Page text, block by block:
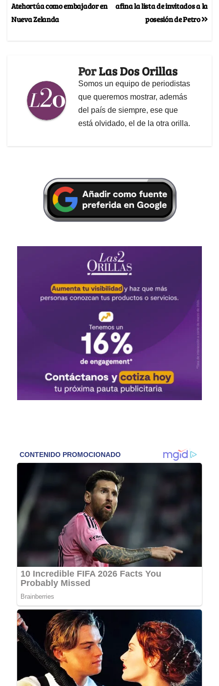
afina la lista de invitados a la
posesión de Petro
Atehortúa como embajador en
Nueva Zelanda
PorLas Dos Orillas
Somos un equipo de periodistas
que queremos mostrar, además
del país de siempre, ese que
está olvidado, el de la otra orilla.